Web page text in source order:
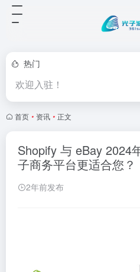
热门
欢迎入驻！
首页 • 资讯 • 正文
Shopify 与 eBay 2024
子商务平台更适合您？
2年前发布